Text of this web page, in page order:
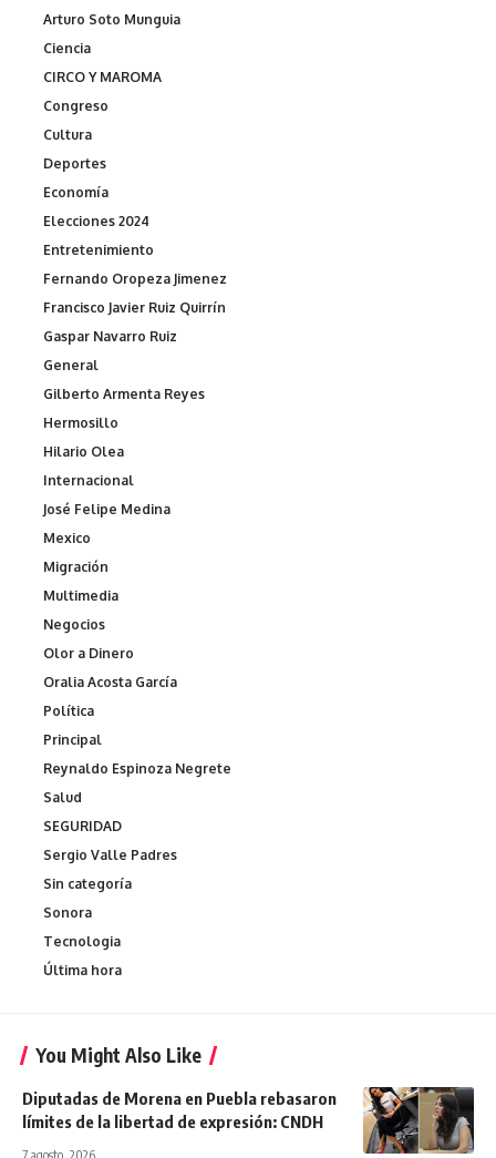
Arturo Soto Munguia
Ciencia
CIRCO Y MAROMA
Congreso
Cultura
Deportes
Economía
Elecciones 2024
Entretenimiento
Fernando Oropeza Jimenez
Francisco Javier Ruiz Quirrín
Gaspar Navarro Ruiz
General
Gilberto Armenta Reyes
Hermosillo
Hilario Olea
Internacional
José Felipe Medina
Mexico
Migración
Multimedia
Negocios
Olor a Dinero
Oralia Acosta García
Política
Principal
Reynaldo Espinoza Negrete
Salud
SEGURIDAD
Sergio Valle Padres
Sin categoría
Sonora
Tecnologia
Última hora
You Might Also Like
Diputadas de Morena en Puebla rebasaron
límites de la libertad de expresión: CNDH